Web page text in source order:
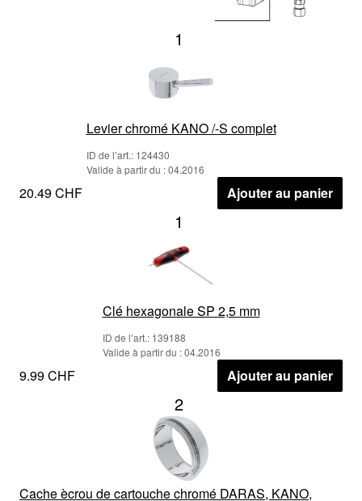
1
Levier chromé KANO /-S complet
ID de l’art.: 124430
Valide à partir du : 04.2016
20.49 CHF Ajouter au panier
1
Clé hexagonale SP 2,5 mm
ID de l’art.: 139188
Valide à partir du : 04.2016
9.99 CHF Ajouter au panier
2
Cache ècrou de cartouche chromé DARAS, KANO,